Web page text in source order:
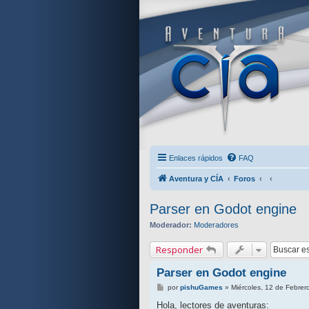
Enlaces rápidos FAQ
Aventura y CÍA Foros
Parser en Godot engine
Moderador: Moderadores
Responder
Parser en Godot engine
M
n
porpishuGames » Miércoles, 12 de
Hola, lectores de aventuras: